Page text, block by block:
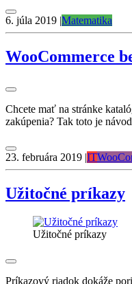
6. júla 2019 |Matematika
WooCommerce
Chcete mať na stránke
zakúpenia? Tak toto je
23. februára 2019 |IT
Užitočné príkazy
Užitočné príkazy
Príkazový riadok dokáže